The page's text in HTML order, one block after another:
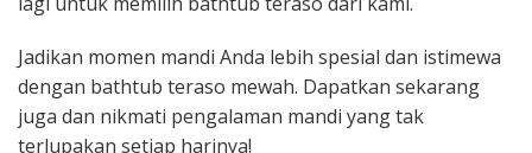
Jadikan momen mandi Anda lebih spesial dan istimewa
dengan bathtub teraso mewah. Dapatkan sekarang
juga dan nikmati pengalaman mandi yang tak
terlupakan setiap harinya!